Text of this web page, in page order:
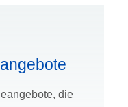
die